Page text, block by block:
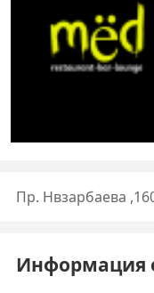
Пр. Нвзарбаева
Информация